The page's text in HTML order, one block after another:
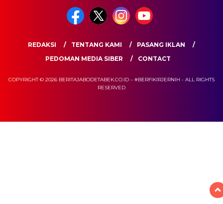
REDAKSI TENTANG KAMI
PASANG IKLAN
PEDOMAN MEDIA SIBER
CONTACT
COPYRIGHT © 2026 BERITAJABODETABEK.CO.ID – #BERFIKIRJERNIH - ALL RIGHTS
RESERVED